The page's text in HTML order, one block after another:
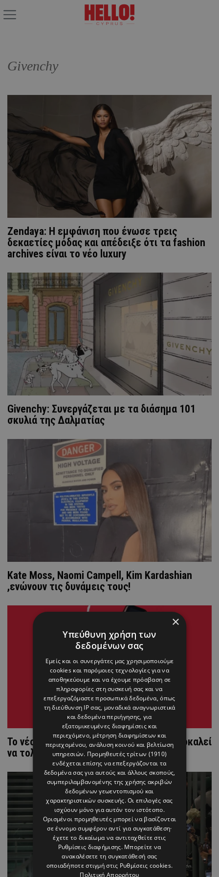
Givenchy
Zendaya: Η εμφάνιση που ένωσε τρεις
δεκαετίες μόδας και απέδειξε ότι τα fashion
archives είναι το νέο luxury
Givenchy: Συνεργάζεται με τα διάσημα 101
σκυλιά της Δαλματίας
Κate Moss, Naomi Campell, Kim Kardashian
,ενώνουν τις δυνάμεις τους!
Το νέο άρωμα του οίκου Givenchy σε προκαλεί
να τολμήσεις το απαγορευμένο
×
Υπεύθυνη χρήση των
δεδομένων σας
Εμείς και οι συνεργάτες μας χρησιμοποιούμε
cookies και παρόμοιες τεχνολογίες για να
αποθηκεύουμε και να έχουμε πρόσβαση σε
πληροφορίες στη συσκευή σας και να
επεξεργαζόμαστε προσωπικά δεδομένα, όπως
τη διεύθυνση IP σας, μοναδικά αναγνωριστικά
και δεδομένα περιήγησης, για
εξατομικευμένες διαφημίσεις και
περιεχόμενο, μέτρηση διαφημίσεων και
περιεχομένου, ανάλυση κοινού και βελτίωση
υπηρεσιών. Προμηθευτές τρίτων (1910)
ενδέχεται επίσης να επεξεργάζονται τα
δεδομένα σας για αυτούς και άλλους σκοπούς,
συμπεριλαμβανομένης της χρήσης ακριβών
δεδομένων γεωεντοπισμού και
χαρακτηριστικών συσκευής. Οι επιλογές σας
ισχύουν μόνο για αυτόν τον ιστότοπο.
Ορισμένοι προμηθευτές μπορεί να βασίζονται
σε έννομο συμφέρον αντί για συγκατάθεση·
έχετε το δικαίωμα να αντιταχθείτε στις
Ρυθμίσεις διαφήμισης. Μπορείτε να
ανακαλέσετε τη συγκατάθεσή σας
οποιαδήποτε στιγμή στις Ρυθμίσεις cookies.
Πολιτική Απορρήτου